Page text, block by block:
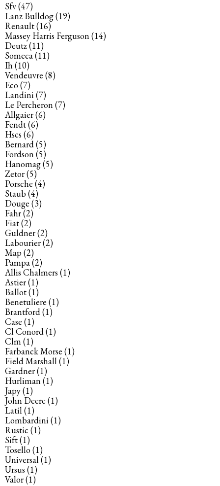
Sfv(47)
Lanz Bulldog(19)
Renault(16)
Massey Harris Ferguson(14)
Deutz(11)
Someca(11)
Ih(10)
Vendeuvre (8)
Eco(7)
Landini(7)
Le Percheron(7)
Allgaier(6)
Fendt(6)
Hscs (6)
Bernard(5)
Fordson(5)
Hanomag(5)
Zetor(5)
Porsche (4)
Staub(4)
Douge (3)
Fahr(2)
Fiat(2)
Guldner(2)
Labourier(2)
Map(2)
Pampa(2)
Allis Chalmers (1)
Astier(1)
Ballot(1)
Benetuliere (1)
Brantford(1)
Case (1)
Cl Conord(1)
Clm(1)
Farbanck Morse (1)
Field Marshall(1)
Gardner(1)
Hurliman(1)
Japy(1)
John Deere (1)
Latil(1)
Lombardini(1)
Rustic (1)
Sift(1)
Tosello(1)
Universal(1)
Ursus (1)
Valor(1)